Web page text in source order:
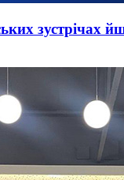
зустрічах